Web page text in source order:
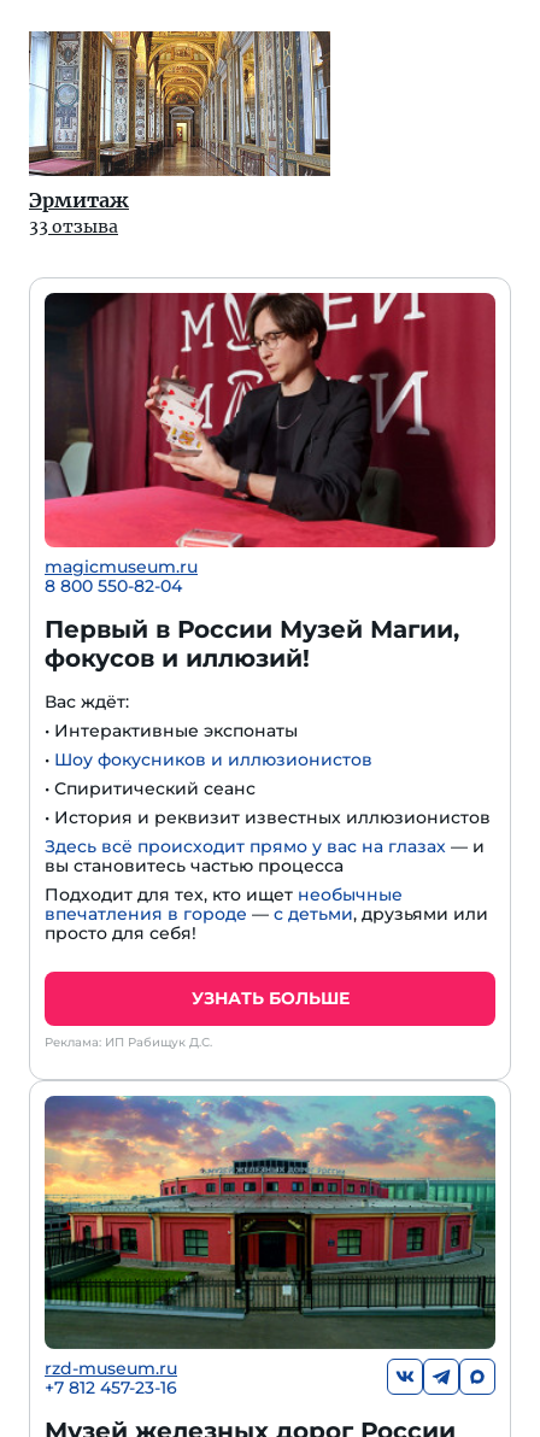
Эрмитаж
33 отзыва
magicmuseum.ru
8 800 550-82-04
Первый в России Музей Магии,
фокусов и иллюзий!
Вас ждёт:
• Интерактивные экспонаты
• Шоу фокусников и иллюзионистов
• Спиритический сеанс
• История и реквизит известных иллюзионистов
Здесь всё происходит прямо у вас на глазах — и
вы становитесь частью процесса
Подходит для тех, кто ищет необычные
впечатления в городе — с детьми, друзьями или
просто для себя!
УЗНАТЬ БОЛЬШЕ
Реклама: ИП Рабищук Д.С.
rzd-museum.ru
+7 812 457-23-16
Музей железных дорог России